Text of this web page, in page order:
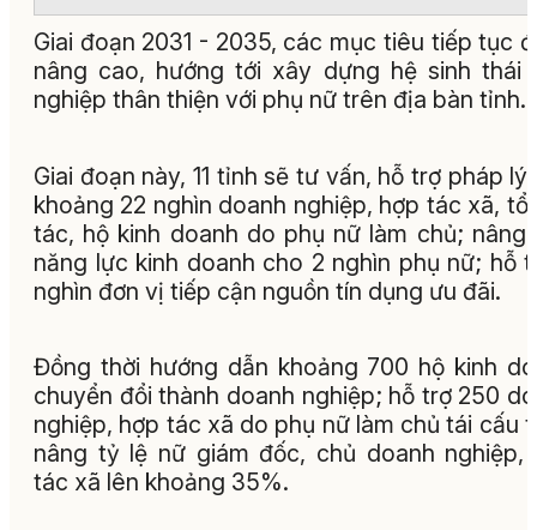
Giai đoạn 2031 - 2035, các mục tiêu tiếp tục
nâng cao, hướng tới xây dựng hệ sinh thái
nghiệp thân thiện với phụ nữ trên địa bàn tỉnh.
Giai đoạn này, 11 tỉnh sẽ tư vấn, hỗ trợ pháp lý
khoảng 22 nghìn doanh nghiệp, hợp tác xã, tổ
tác, hộ kinh doanh do phụ nữ làm chủ; nâng
năng lực kinh doanh cho 2 nghìn phụ nữ; hỗ
nghìn đơn vị tiếp cận nguồn tín dụng ưu đãi.
Đồng thời hướng dẫn khoảng 700 hộ kinh
chuyển đổi thành doanh nghiệp; hỗ trợ 250
nghiệp, hợp tác xã do phụ nữ làm chủ tái cấu
nâng tỷ lệ nữ giám đốc, chủ doanh nghiệp,
tác xã lên khoảng 35%.